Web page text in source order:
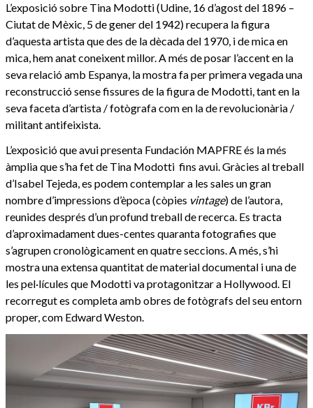
L’exposició sobre Tina Modotti (Udine, 16 d’agost del 1896 –
Ciutat de Mèxic, 5 de gener del 1942) recupera la figura
d’aquesta artista que des de la dècada del 1970, i de mica en
mica, hem anat coneixent millor. A més de posar l’accent en la
seva relació amb Espanya, la mostra fa per primera vegada una
reconstrucció sense fissures de la figura de Modotti, tant en la
seva faceta d’artista / fotògrafa com en la de revolucionària /
militant antifeixista.
L’exposició que avui presenta Fundación MAPFRE és la més
àmplia que s’ha fet de Tina Modotti fins avui. Gràcies al treball
d’Isabel Tejeda, es podem contemplar a les sales un gran
nombre d’impressions d’època (còpies vintage) de l’autora,
reunides després d’un profund treball de recerca. Es tracta
d’aproximadament dues-centes quaranta fotografies que
s’agrupen cronològicament en quatre seccions. A més, s’hi
mostra una extensa quantitat de material documental i una de
les pel·lícules que Modotti va protagonitzar a Hollywood. El
recorregut es completa amb obres de fotògrafs del seu entorn
proper, com Edward Weston.